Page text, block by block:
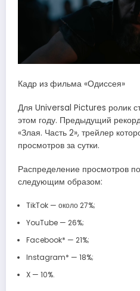
Кадр из фильма «Одиссея»
Для Universal Pictures ролик
этом году. Предыдущий
«Злая. Часть 2», трейлер
просмотров за сутки.
Распределение просмотров
следующим образом:
TikTok — около 27%;
YouTube — 26%;
Facebook* — 21%;
Instagram* — 18%;
X — 10%.